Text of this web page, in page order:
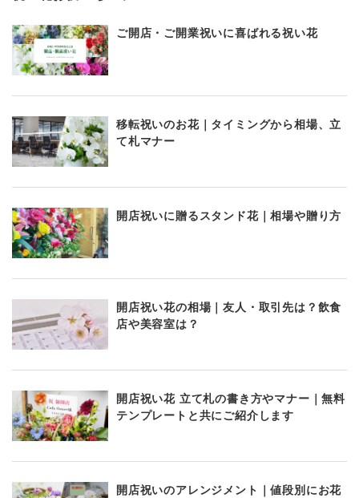
ご開店・ご開業祝いに喜ばれる祝い花
移転祝いのお花｜タイミングから相場、立
て札マナー
開店祝いに贈るスタンド花｜相場や贈り方
開店祝い花の相場｜友人・取引先は？飲食
店や美容室は？
開店祝い花 立て札の書き方やマナー｜無料
テンプレートと共にご紹介します
開店祝いのアレンジメント｜値段別にお花